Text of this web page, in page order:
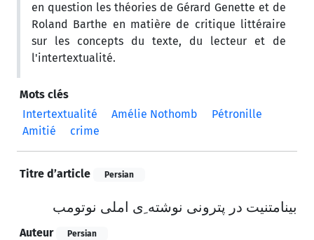
en question les théories de Gérard Genette et de
Roland Barthe en matière de critique littéraire
sur les concepts du texte, du lecteur et de
l'intertextualité.
Mots clés
Intertextualité
Amélie Nothomb
Pétronille
Amitié
crime
Titre d’article Persian
بینامتنیت در پترونی نوشته ِی املی نوتومب
Auteur Persian